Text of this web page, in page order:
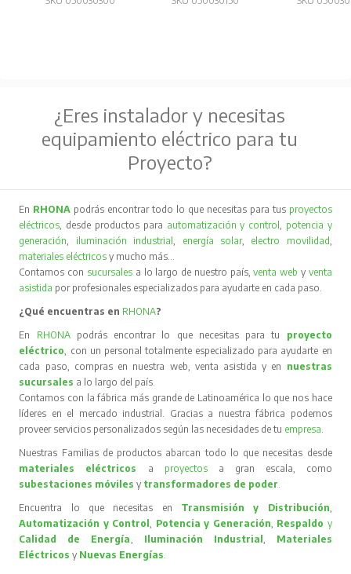
¿Eres instalador y necesitas
equipamiento eléctrico para tu
Proyecto?
En RHONA podrás encontrar todo lo que necesitas para tus proyectos
eléctricos , desde productos para automatización y control
potencia y
generación
iluminación industrial energía solar, electro movilidad
materiales eléctricos y mucho más…
Contamos con sucursales a lo largo de nuestro país,venta web y venta
asistida por profesionales especializados para ayudarte en cada paso.
¿Qué encuentras en RHONA?
En RHONA podrás encontrar lo que necesitas para tu proyecto
eléctrico , con un personal totalmente especializado para ayudarte en
cada paso, compras en nuestra web, venta asistida y en nuestras
sucursales a lo largo del país.
Contamos con la fábrica más grande de Latinoamérica lo que nos hace
líderes en el mercado industrial. Gracias a nuestra fábrica podemos
proveer servicios personalizados según las necesidades de tu empresa
Nuestras Familias de productos abarcan todo lo que necesitas desde
materiales eléctricos
a proyectos
a gran escala, como
subestaciones móvilesy transformadores de poder
Encuentra lo que necesitas en Transmisión y Distribución
Automatización y Control
Potencia y Generación Respaldo y
Calidad de Energía
Iluminación Industrial
Materiales
Eléctricos y Nuevas Energías